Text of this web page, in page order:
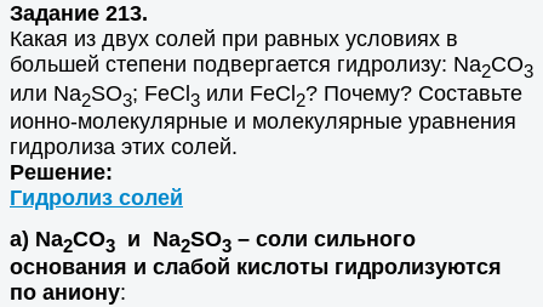
Задание 213.
Какая из двух солей при равных условиях в
большей степени подвергается гидролизу: Na2СО3
или Na2SO3; FеСl3 или FeCl2? Почему? Составьте
ионно-молекулярные и молекулярные уравнения
гидролиза этих солей.
Решение:
Гидролиз солей
а) Na2CO3 и Na2SO3 – соли сильного
основания и слабой кислоты гидролизуются
по аниону: